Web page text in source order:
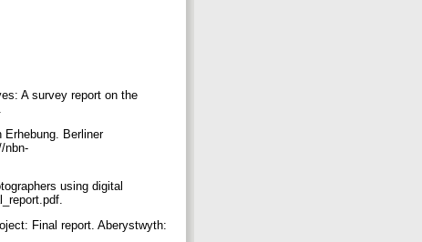
A survey report on the
Erhebung. Berliner
nbn-
using digital
Final report. Aberystwyth: